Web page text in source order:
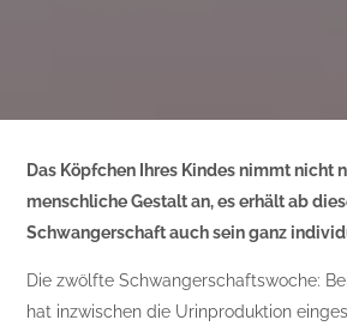
Das Köpfchen Ihres Kindes nimmt nicht
menschliche Gestalt an, es erhält ab
Schwangerschaft auch sein ganz
Die zwölfte Schwangerschaftswoche:
hat inzwischen die Urinproduktion